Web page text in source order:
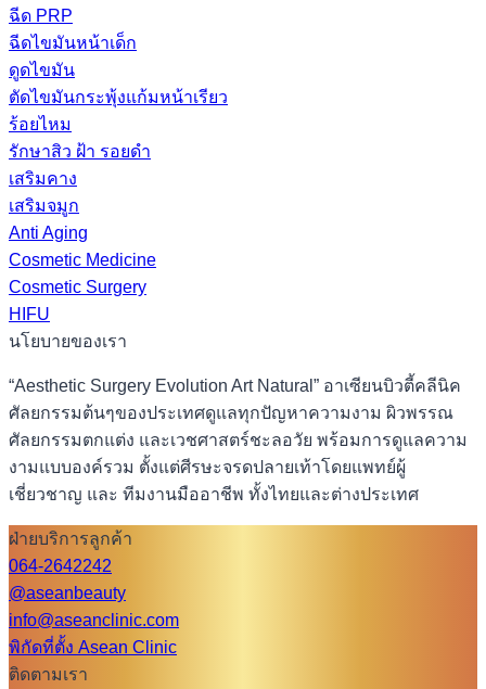
ฉีด PRP
ฉีดไขมันหน้าเด็ก
ดูดไขมัน
ตัดไขมันกระพุ้งแก้มหน้าเรียว
ร้อยไหม
รักษาสิว ฝ้า รอยดำ
เสริมคาง
เสริมจมูก
Anti Aging
Cosmetic Medicine
Cosmetic Surgery
HIFU
นโยบายของเรา
“Aesthetic Surgery Evolution Art Natural” อาเซียนบิวตี้คลีนิค
ศัลยกรรมต้นๆของประเทศดูแลทุกปัญหาความงาม ผิวพรรณ
ศัลยกรรมตกแต่ง และเวชศาสตร์ชะลอวัย พร้อมการดูแลความ
งามแบบองค์รวม ตั้งแต่ศีรษะจรดปลายเท้าโดยแพทย์ผู้
เชี่ยวชาญ และ ทีมงานมืออาชีพ ทั้งไทยและต่างประเทศ
ฝ่ายบริการลูกค้า
064-2642242
@aseanbeauty
info@aseanclinic.com
พิกัดที่ตั้ง Asean Clinic
ติดตามเรา